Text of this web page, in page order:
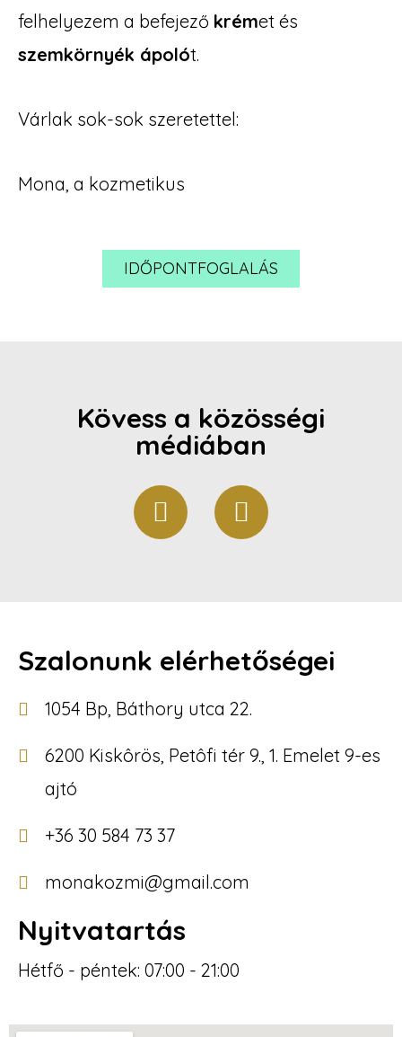
felhelyezem a befejező krémet és
szemkörnyék ápolót.
Várlak sok-sok szeretettel:
Mona, a kozmetikus
IDŐPONTFOGLALÁS
Kövess a közösségi
médiában
Szalonunk elérhetőségei
1054 Bp, Báthory utca 22.
6200 Kiskôrös, Petôfi tér 9., 1. Emelet 9-es
ajtó
+36 30 584 73 37
monakozmi@gmail.com
Nyitvatartás
Hétfő - péntek: 07:00 - 21:00